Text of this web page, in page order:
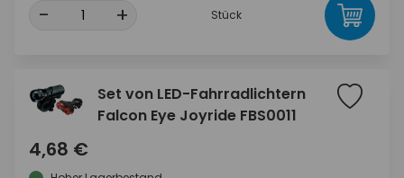
- + Stück
Set von LED-Fahrradlichtern
Falcon Eye Joyride FBS0011
4,68 €